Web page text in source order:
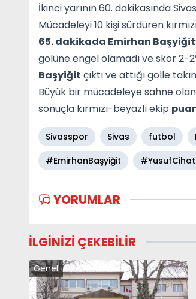
İkinci yarının 60. dakikasında
Mücadeleyi 10 kişi sürdüren
65. dakikada Emirhan Başyiğit
golüne engel olamadı ve skor 2-
Başyiğit çıktı ve attığı golle
Büyük bir mücadeleye sahne
sonuçla kırmızı-beyazlı ekip
Sivasspor Sivas futbol
#EmirhanBaşyiğit
YORUMLAR
İLGİNİZİ ÇEKEBİLİR
Genel